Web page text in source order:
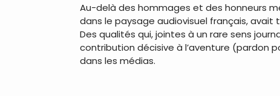
Au-delà des hommages et des honneurs
dans le paysage audiovisuel français,
Des qualités qui, jointes à un rare sens
contribution décisive à l’aventure (pardon
dans les médias.